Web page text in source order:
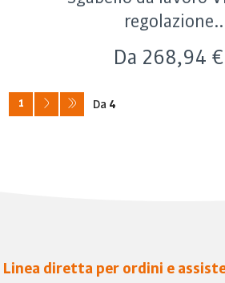
Da 268,94
1 Da 4
Linea diretta per ordini e